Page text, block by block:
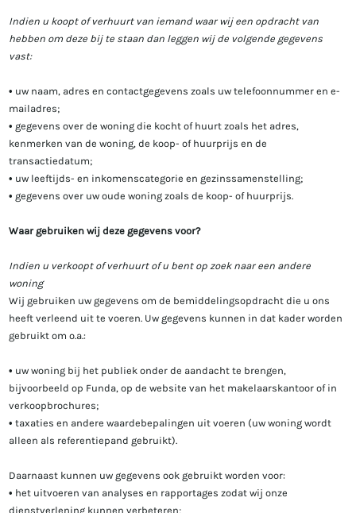
Indien u koopt of verhuurt van iemand waar wij een opdracht van
hebben om deze bij te staan dan leggen wij de volgende gegevens
vast:
• uw naam, adres en contactgegevens zoals uw telefoonnummer en e-
mailadres;
• gegevens over de woning die kocht of huurt zoals het adres,
kenmerken van de woning, de koop- of huurprijs en de
transactiedatum;
• uw leeftijds- en inkomenscategorie en gezinssamenstelling;
• gegevens over uw oude woning zoals de koop- of huurprijs.
Waar gebruiken wij deze gegevens voor?
Indien u verkoopt of verhuurt of u bent op zoek naar een andere
woning
Wij gebruiken uw gegevens om de bemiddelingsopdracht die u ons
heeft verleend uit te voeren. Uw gegevens kunnen in dat kader worden
gebruikt om o.a.:
• uw woning bij het publiek onder de aandacht te brengen,
bijvoorbeeld op Funda, op de website van het makelaarskantoor of in
verkoopbrochures;
• taxaties en andere waardebepalingen uit voeren (uw woning wordt
alleen als referentiepand gebruikt).
Daarnaast kunnen uw gegevens ook gebruikt worden voor:
• het uitvoeren van analyses en rapportages zodat wij onze
dienstverlening kunnen verbeteren;